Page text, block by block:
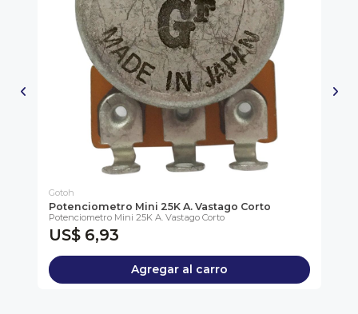
Gotoh
Potenciometro Mini 25K A. Vastago Corto
Potenciometro Mini 25K A. Vastago Corto
US$ 6,93
Agregar al carro